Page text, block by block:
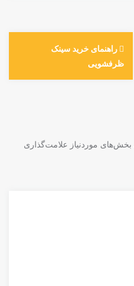
راهنمای خرید سینک
ظرفشویی
بخش‌های موردنیاز علامت‌گذاری